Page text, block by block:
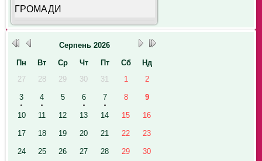
ГРОМАДИ
Серпень 2026
Пн
Вт Ср Чт Пт Сб
Нд
27
28 29 30 31 1 2
3 4 5 6 7 8 9
10 11 12 13 14 15 16
17 18 19 20 21 22 23
24 25 26 27 28 29 30